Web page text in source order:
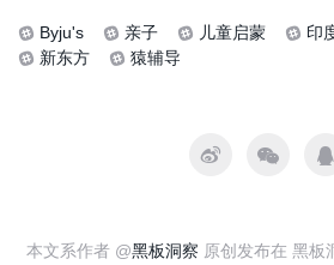
Byju's 亲子 儿童启蒙 印
新东方
猿辅导
本文系作者 @黑板洞察 原创发布在 黑板